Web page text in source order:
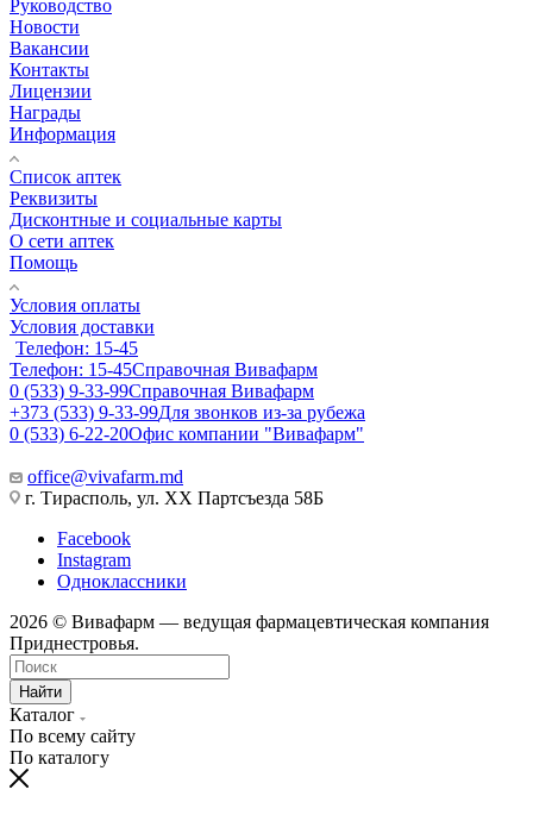
Руководство
Новости
Вакансии
Контакты
Лицензии
Награды
Информация
Список аптек
Реквизиты
Дисконтные и социальные карты
О сети аптек
Помощь
Условия оплаты
Условия доставки
Телефон: 15-45
Телефон: 15-45Справочная Вивафарм
0 (533) 9-33-99Справочная Вивафарм
+373 (533) 9-33-99Для звонков из-за рубежа
0 (533) 6-22-20Офис компании "Вивафарм"
office@vivafarm.md
г. Тирасполь, ул. ХХ Партсъезда 58Б
Facebook
Instagram
Одноклассники
2026 © Вивафарм — ведущая фармацевтическая компания
Приднестровья.
Найти
Каталог
По всему сайту
По каталогу